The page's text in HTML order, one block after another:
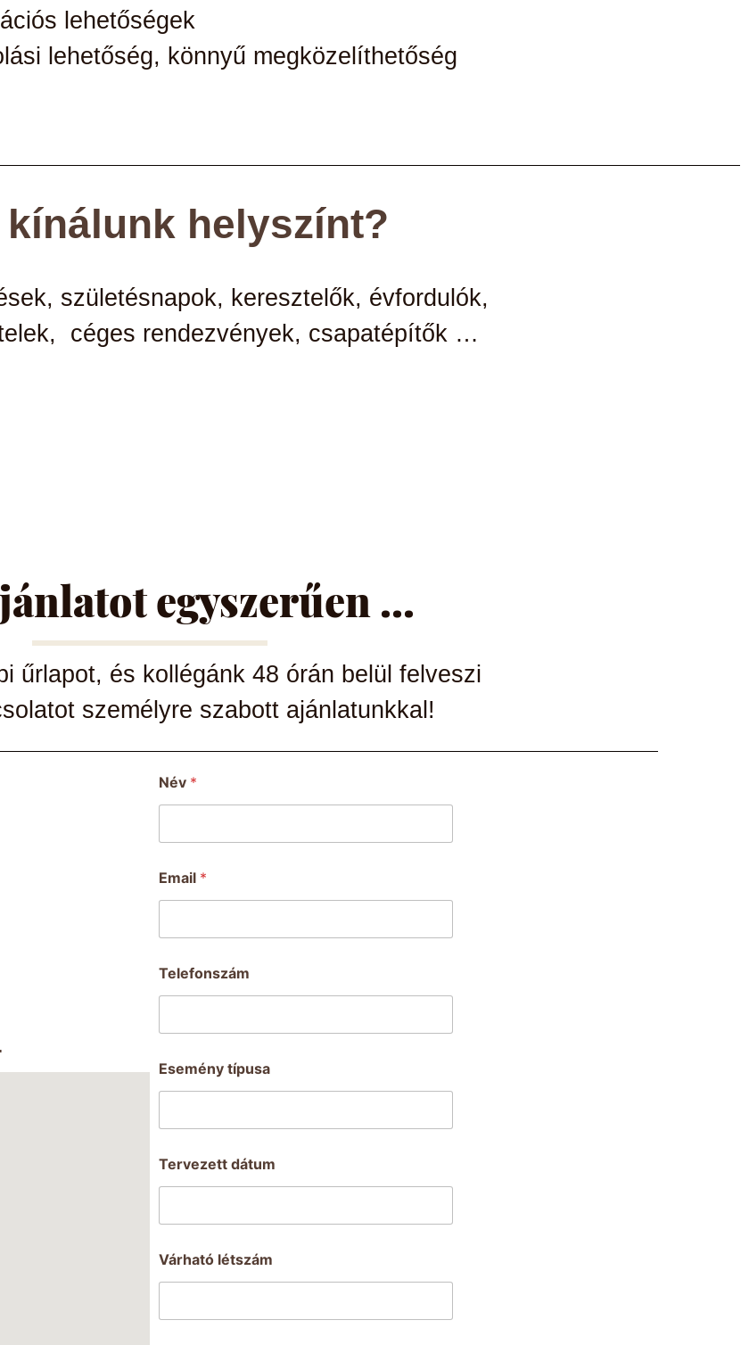
lehetőségek
lehetőség, könnyű megközelíthetőség
kínálunk helyszínt?
születésnapok, keresztelők, évfordulók,
céges rendezvények, csapatépítők …
egyszerűen ...
űrlapot, és kollégánk 48 órán belül felveszi
személyre szabott ajánlatunkkal!
Név *
Email *
z
e
e
t
í
p
s
N
Telefonszám
Esemény típusa
Tervezett dátum
Várható létszám